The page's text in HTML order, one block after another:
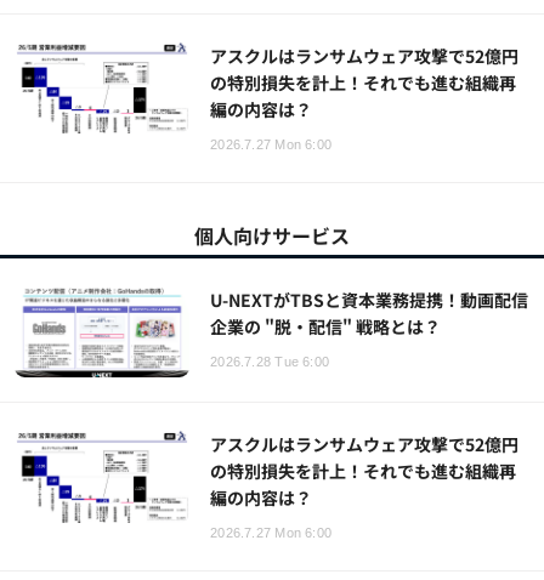
アスクルはランサムウェア攻撃で52億円
の特別損失を計上！それでも進む組織再
編の内容は？
2026.7.27 Mon 6:00
個人向けサービス
U-NEXTがTBSと資本業務提携！動画配信
企業の "脱・配信" 戦略とは？
2026.7.28 Tue 6:00
アスクルはランサムウェア攻撃で52億円
の特別損失を計上！それでも進む組織再
編の内容は？
2026.7.27 Mon 6:00